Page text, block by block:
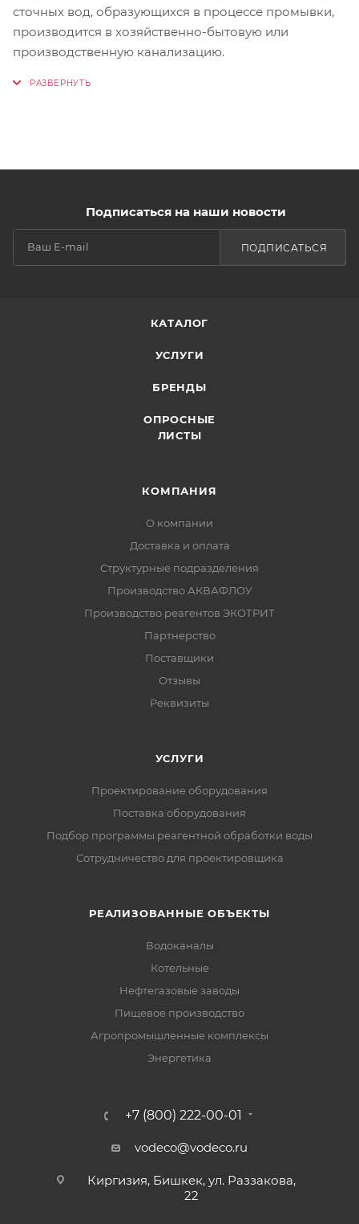
сточных вод, образующихся в процессе промывки,
производится в хозяйственно-бытовую или
производственную канализацию.
Подписаться на наши новости
ПОДПИСАТЬСЯ
КАТАЛОГ
УСЛУГИ
БРЕНДЫ
ОПРОСНЫЕ
ЛИСТЫ
КОМПАНИЯ
О компании
Доставка и оплата
Структурные подразделения
Производство АКВАФЛОУ
Производство реагентов ЭКОТРИТ
Партнерство
Поставщики
Отзывы
Реквизиты
УСЛУГИ
Проектирование оборудования
Поставка оборудования
Подбор программы реагентной обработки воды
Сотрудничество для проектировщика
РЕАЛИЗОВАННЫЕ ОБЪЕКТЫ
Водоканалы
Котельные
Нефтегазовые заводы
Пищевое производство
Агропромышленные комплексы
Энергетика
+7 (800) 222-00-01
vodeco@vodeco.ru
Киргизия, Бишкек, ул. Раззакова,
22